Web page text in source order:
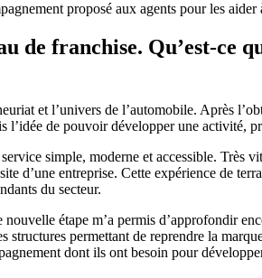
proposé aux agents pour les
franchise. Qu’est-ce
et l’univers de l’automobile. Après
de pouvoir développer une activité,
simple, moderne et accessible. Très
d’une entreprise. Cette expérience de
du secteur.
étape m’a permis d’approfondir
permettant de reprendre la
dont ils ont besoin pour